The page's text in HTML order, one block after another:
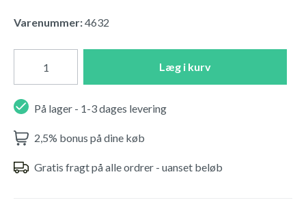
Varenummer:4632
Læg i kurv
På lager - 1-3 dages levering
2,5% bonus på dine køb
Gratis fragt på alle ordrer - uanset beløb